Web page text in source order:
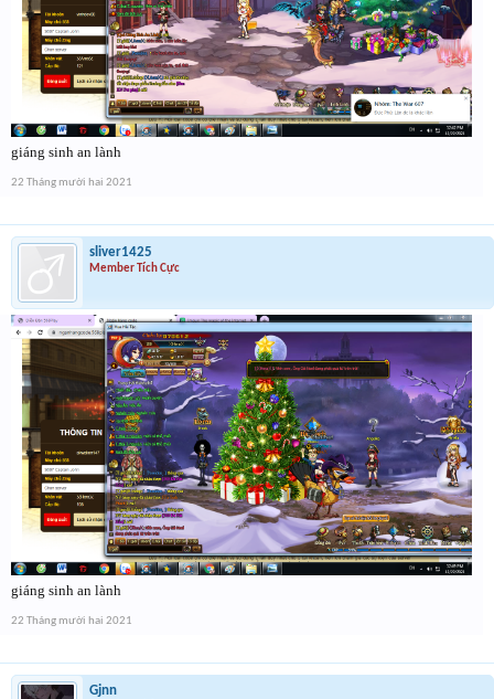
giáng sinh an lành
22 Tháng mười hai 2021
sliver1425
Member Tích Cực
giáng sinh an lành
22 Tháng mười hai 2021
Gjnn